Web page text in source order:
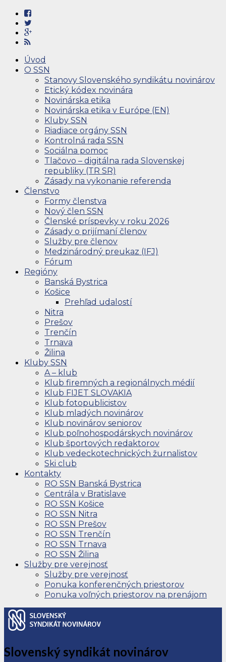
Úvod
O SSN
Stanovy Slovenského syndikátu novinárov
Etický kódex novinára
Novinárska etika
Novinárska etika v Európe (EN)
Kluby SSN
Riadiace orgány SSN
Kontrolná rada SSN
Sociálna pomoc
Tlačovo – digitálna rada Slovenskej
republiky (TR SR)
Zásady na vykonanie referenda
Členstvo
Formy členstva
Nový člen SSN
Členské príspevky v roku 2026
Zásady o prijímaní členov
Služby pre členov
Medzinárodný preukaz (IFJ)
Fórum
Regióny
Banská Bystrica
Košice
Prehľad udalostí
Nitra
Prešov
Trenčín
Trnava
Žilina
Kluby SSN
A – klub
Klub firemných a regionálnych médií
Klub FIJET SLOVAKIA
Klub fotopublicistov
Klub mladých novinárov
Klub novinárov seniorov
Klub poľnohospodárskych novinárov
Klub športových redaktorov
Klub vedeckotechnických žurnalistov
Ski club
Kontakty
RO SSN Banská Bystrica
Centrála v Bratislave
RO SSN Košice
RO SSN Nitra
RO SSN Prešov
RO SSN Trenčín
RO SSN Trnava
RO SSN Žilina
Služby pre verejnosť
Služby pre verejnosť
Ponuka konferenčných priestorov
Ponuka voľných priestorov na prenájom
Slovenský syndikát novinárov